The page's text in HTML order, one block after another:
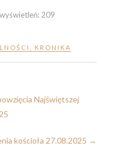
209
KRONIKA
Najświętszej
kościoła 27.08.2025 →